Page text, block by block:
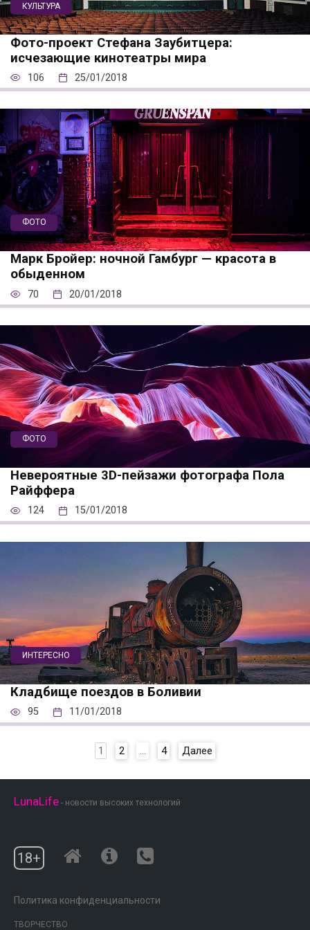
КУЛЬТУРА
Фото-проект Стефана Заубитцера:
исчезающие кинотеатры мира
106 25/01/2018
ФОТО
Марк Бройер: ночной Гамбург — красота в
обыденном
70 20/01/2018
ФОТО
Невероятные 3D-пейзажи фотографа Пола
Райффера
124 15/01/2018
ИНТЕРЕСНО
Кладбище поездов в Боливии
95 11/01/2018
1 2 4 Далее
LunaLife - новости высоких технологий
18+
Политика конфиденциальности
ТВОРЧЕСТВО